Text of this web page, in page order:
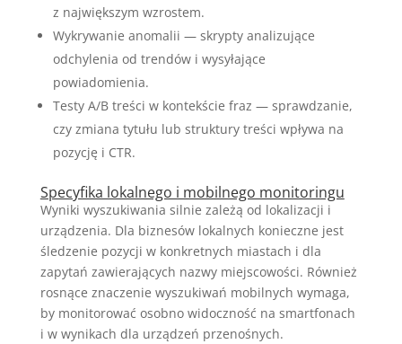
z największym wzrostem.
Wykrywanie anomalii — skrypty analizujące
odchylenia od trendów i wysyłające
powiadomienia.
Testy A/B treści w kontekście fraz — sprawdzanie,
czy zmiana tytułu lub struktury treści wpływa na
pozycję i CTR.
Specyfika lokalnego i mobilnego monitoringu
Wyniki wyszukiwania silnie zależą od lokalizacji i
urządzenia. Dla biznesów lokalnych konieczne jest
śledzenie pozycji w konkretnych miastach i dla
zapytań zawierających nazwy miejscowości. Również
rosnące znaczenie wyszukiwań mobilnych wymaga,
by monitorować osobno widoczność na smartfonach
i w wynikach dla urządzeń przenośnych.